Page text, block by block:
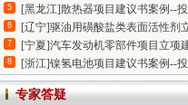
5 [黑龙江]散热器项目建议书案例--投
6 [辽宁]驱油用磺酸盐类表面活性剂
7 [宁夏]汽车发动机零部件项目立项
8 [浙江]镍氢电池项目建议书案例--投
专家答疑